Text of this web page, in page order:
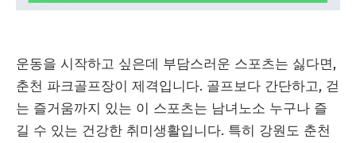
운동을 시작하고 싶은데 부담스러운 스포츠는 싫다면,
춘천 파크골프장이 제격입니다. 골프보다 간단하고, 걷
는 즐거움까지 있는 이 스포츠는 남녀노소 누구나 즐
길 수 있는 건강한 취미생활입니다. 특히 강원도 춘천